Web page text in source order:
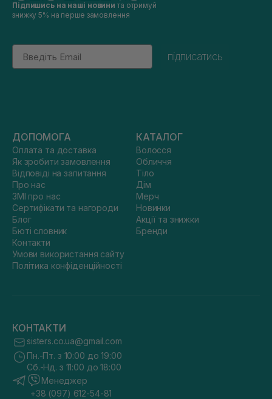
Підпишись на наші новини та отримуй
знижку 5% на перше замовлення
Email
підписатись
ДОПОМОГА
Оплата та доставка
Як зробити замовлення
Відповіді на запитання
Про нас
ЗМІ про нас
Сертифікати та нагороди
Блог
Бюті словник
Контакти
Умови використання сайту
Політика конфіденційності
КАТАЛОГ
Волосся
Обличчя
Тіло
Дім
Мерч
Новинки
Акції та знижки
Бренди
КОНТАКТИ
sisters.co.ua@gmail.com
Пн.-Пт. з 10:00 до 19:00
Сб.-Нд. з 11:00 до 18:00
Менеджер
+38 (097) 612-54-81